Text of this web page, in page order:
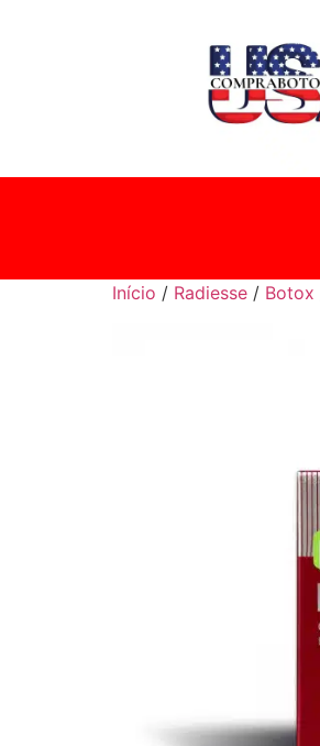
Início / Radiesse / Botox